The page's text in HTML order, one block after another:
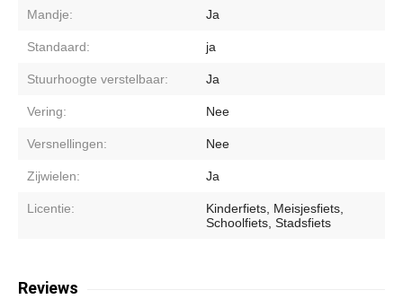
Mandje: Ja
Standaard: ja
Stuurhoogte verstelbaar: Ja
Vering: Nee
Versnellingen: Nee
Zijwielen: Ja
Licentie:
Kinderfiets, Meisjesfiets,
Schoolfiets, Stadsfiets
Reviews